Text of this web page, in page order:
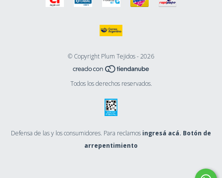
© Copyright Plum Tejidos - 2026
Todos los derechos reservados.
Defensa de las y los consumidores. Para reclamos ingresá acá. Botón de
arrepentimiento